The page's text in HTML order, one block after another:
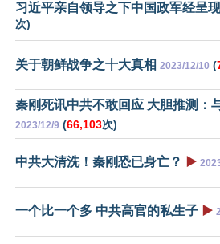
习近平亲自领导之下中国政军经呈
次)
关于朝鲜战争之十大真相 2023/12/10 (
秦刚死讯中共不敢回应 大胆推测：
2023/12/9 (66,103次)
中共大清洗！秦刚恐已身亡？ ▶️
一个比一个多 中共高官的私生子 ▶️